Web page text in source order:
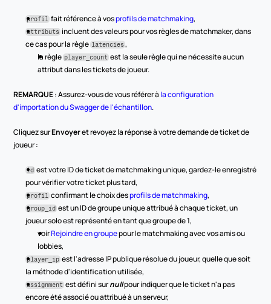
profil fait référence à vos profils de matchmaking,
attributs incluent des valeurs pour vos règles de matchmaker, dans
ce cas pour la règle latencies ,
la règle player_count est la seule règle qui ne nécessite aucun
attribut dans les tickets de joueur.
REMARQUE : Assurez-vous de vous référer à la configuration
d'importation du Swagger de l'échantillon.
Cliquez sur Envoyer et revoyez la réponse à votre demande de ticket de
joueur :
id est votre ID de ticket de matchmaking unique, gardez-le enregistré
pour vérifier votre ticket plus tard,
profil confirmant le choix des profils de matchmaking,
group_id est un ID de groupe unique attribué à chaque ticket, un
joueur solo est représenté en tant que groupe de 1,
voir Rejoindre en groupe pour le matchmaking avec vos amis ou
lobbies,
player_ip est l'adresse IP publique résolue du joueur, quelle que soit
la méthode d'identification utilisée,
assignment est défini sur null pour indiquer que le ticket n'a pas
encore été associé ou attribué à un serveur,